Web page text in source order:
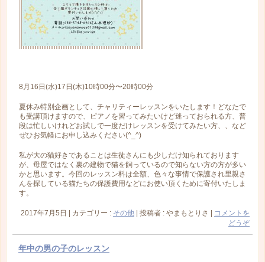
8月16日(水)17日(木)10時00分〜20時00分
夏休み特別企画として、チャリティーレッスンをいたします！どなたで
も受講頂けますので、ピアノを習ってみたいけど迷っておられる方、普
段は忙しいけれどお試しで一度だけレッスンを受けてみたい方、、など
ぜひお気軽にお申し込みください(^_^)
私が大の猫好きであることは生徒さんにも少しだけ知られております
が、母屋ではなく裏の建物で猫を飼っているので知らない方の方が多い
かと思います。今回のレッスン料は全額、色々な事情で保護され里親さ
んを探している猫たちの保護費用などにお使い頂くために寄付いたしま
す。
2017年7月5日 カテゴリー : その他 投稿者 : やまもとりさ
コメントを
どうぞ
年中の男の子のレッスン